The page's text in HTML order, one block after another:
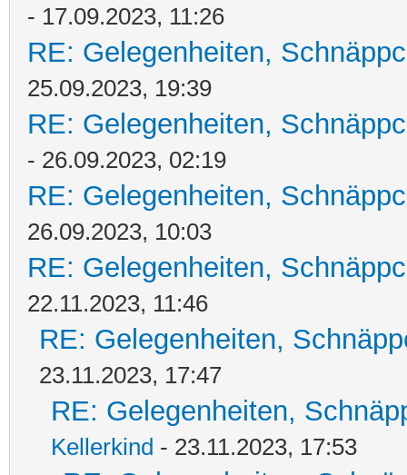
- 17.09.2023, 11:26
RE: Gelegenheiten,
25.09.2023, 19:39
RE: Gelegenheiten,
- 26.09.2023, 02:19
RE: Gelegenheiten,
26.09.2023, 10:03
RE: Gelegenheiten,
22.11.2023, 11:46
RE: Gelegenheiten,
23.11.2023, 17:47
RE: Gelegenheiten,
Kellerkind - 23.11.2023, 17:53